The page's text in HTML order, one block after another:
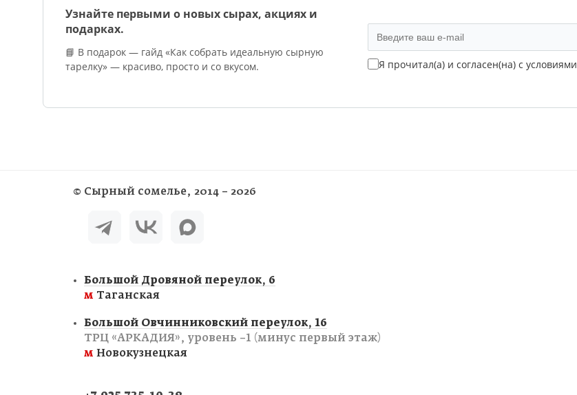
Узнайте первыми о новых сырах, акциях и
подарках.
📘 В подарок — гайд «Как собрать идеальную сырную
тарелку» — красиво, просто и со вкусом.
Я прочитал(а) и согласен(на) с условиями
© Сырный сомелье, 2014 – 2026
Большой Дровяной переулок, 6
м Таганская
Большой Овчинниковский переулок, 16
ТРЦ «АРКАДИЯ», уровень −1 (минус первый этаж)
м Новокузнецкая